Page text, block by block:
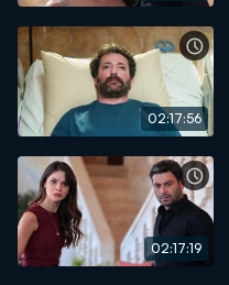
02:17:56
02:17:19